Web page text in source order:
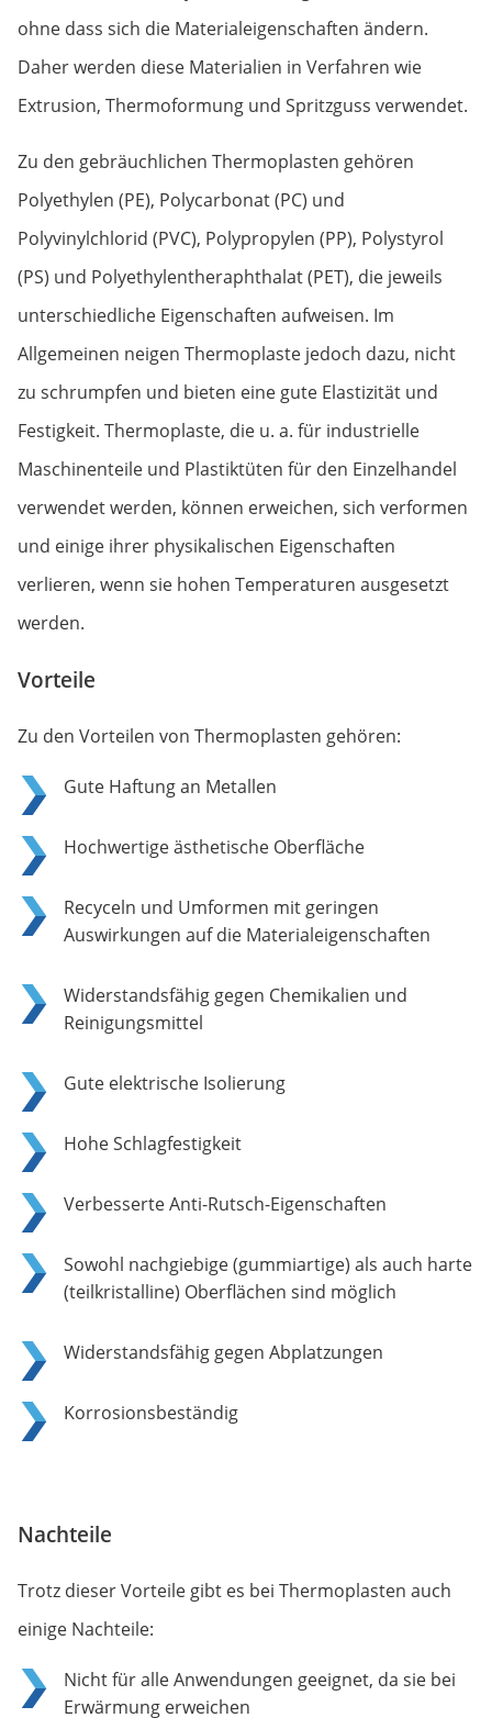
ohne dass sich die Materialeigenschaften ändern.
Daher werden diese Materialien in Verfahren wie
Extrusion, Thermoformung und Spritzguss verwendet.
Zu den gebräuchlichen Thermoplasten gehören
Polyethylen (PE), Polycarbonat (PC) und
Polyvinylchlorid (PVC), Polypropylen (PP), Polystyrol
(PS) und Polyethylentheraphthalat (PET), die jeweils
unterschiedliche Eigenschaften aufweisen. Im
Allgemeinen neigen Thermoplaste jedoch dazu, nicht
zu schrumpfen und bieten eine gute Elastizität und
Festigkeit. Thermoplaste, die u. a. für industrielle
Maschinenteile und Plastiktüten für den Einzelhandel
verwendet werden, können erweichen, sich verformen
und einige ihrer physikalischen Eigenschaften
verlieren, wenn sie hohen Temperaturen ausgesetzt
werden.
Vorteile
Zu den Vorteilen von Thermoplasten gehören:
Gute Haftung an Metallen
Hochwertige ästhetische Oberfläche
Recyceln und Umformen mit geringen
Auswirkungen auf die Materialeigenschaften
Widerstandsfähig gegen Chemikalien und
Reinigungsmittel
Gute elektrische Isolierung
Hohe Schlagfestigkeit
Verbesserte Anti-Rutsch-Eigenschaften
Sowohl nachgiebige (gummiartige) als auch harte
(teilkristalline) Oberflächen sind möglich
Widerstandsfähig gegen Abplatzungen
Korrosionsbeständig
Nachteile
Trotz dieser Vorteile gibt es bei Thermoplasten auch
einige Nachteile:
Nicht für alle Anwendungen geeignet, da sie bei
Erwärmung erweichen